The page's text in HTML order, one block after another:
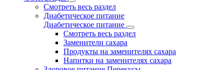
Смотреть весь раздел
Диабетическое питание
Диабетическое питание
Смотреть весь раздел
Заменители сахара
Продукты на заменителях сахара
Напитки на заменителях сахара